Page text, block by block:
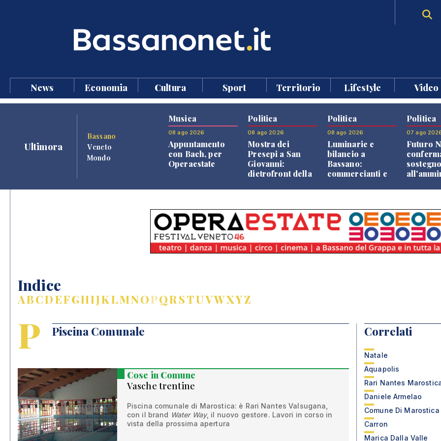
News Economia Cultura Sport Territorio Lifestyle Video
Ultimora
Bassano
Veneto
Mondo
Musica
08 ago 2026
Appuntamento
con Bach, per
Operaestate
Politica
08 ago 2026
Mostra dei
Presepi a San
Giovanni:
dietrofront della
Politica
08 ago 2026
Luminarie e
bilancio a
Bassano:
commercianti e
Politica
07 ago
Futuro
Indice
ABCDEFGHIJKLMNOPQRSTUVWXYZ
P Piscina Comunale
Cose in Comune
Vasche trentine
Piscina comunale di Marostica: è Rari Nantes Valsugana,
con il brand Water Way, il nuovo gestore. Lavori in corso in
vista della prossima apertura
Correlati
Natale
Aquapolis
Rari Nantes
Daniele Armelao
Comune Di Marostica
Carron
Marica Dalla Valle